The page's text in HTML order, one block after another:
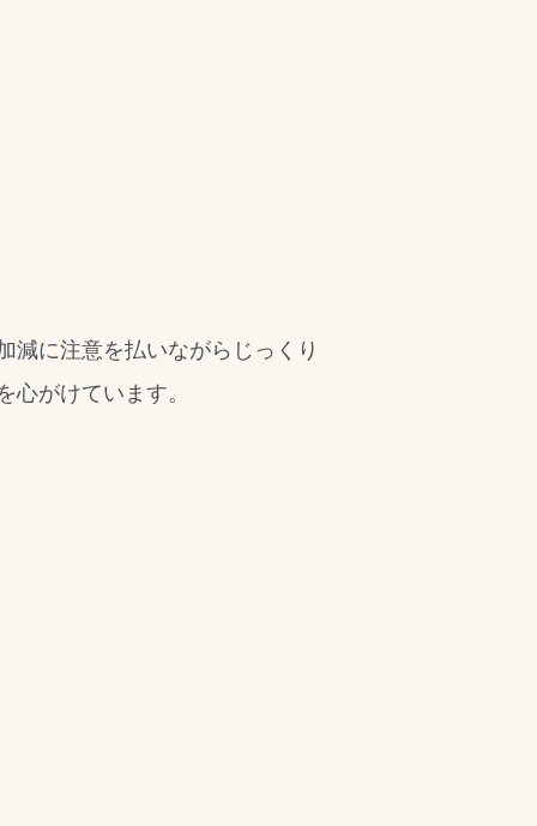
減に注意を払いながらじっくり
がけています。